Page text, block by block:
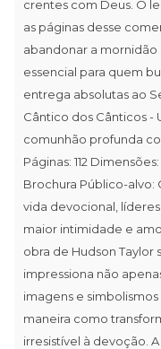
crentes com Deus. O
as páginas desse
abandonar a mornidão
essencial para quem
entrega absolutas ao
Cântico dos Cânticos -
comunhão profunda
Páginas: 112
Brochura Público-alvo:
vida devocional,
maior intimidade e
obra de Hudson Taylor
impressiona não
imagens e
maneira como
irresistível à devoção.